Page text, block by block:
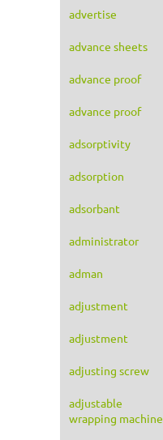
advertise
advance sheets
advance proof
advance proof
adsorptivity
adsorption
adsorbant
administrator
adman
adjustment
adjustment
adjusting screw
adjustable
wrapping machine